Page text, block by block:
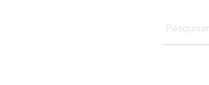
Search
for: